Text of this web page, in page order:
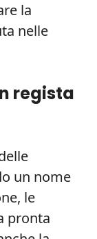
la
nelle
regista
un nome
le
pronta